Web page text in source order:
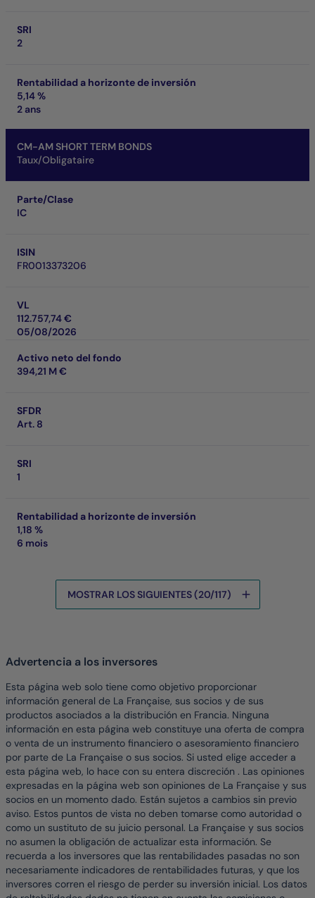
SRI
2
Rentabilidad a horizonte de inversión
5,14 %
2 ans
CM-AM SHORT TERM BONDS
Taux/Obligataire
Parte/Clase
IC
ISIN
FR0013373206
VL
112.757,74 €
05/08/2026
Activo neto del fondo
394,21 M €
SFDR
Art. 8
SRI
1
Rentabilidad a horizonte de inversión
1,18 %
6 mois
MOSTRAR LOS SIGUIENTES (20/117)
Advertencia a los inversores
Esta página web solo tiene como objetivo proporcionar
información general de La Française, sus socios y de sus
productos asociados a la distribución en Francia. Ninguna
información en esta página web constituye una oferta de compra
o venta de un instrumento financiero o asesoramiento financiero
por parte de La Française o sus socios. Si usted elige acceder a
esta página web, lo hace con su entera discreción . Las opiniones
expresadas en la página web son opiniones de La Française y sus
socios en un momento dado. Están sujetos a cambios sin previo
aviso. Estos puntos de vista no deben tomarse como autoridad o
como un sustituto de su juicio personal. La Française y sus socios
no asumen la obligación de actualizar esta información. Se
recuerda a los inversores que las rentabilidades pasadas no son
necesariamente indicadores de rentabilidades futuras, y que los
inversores corren el riesgo de perder su inversión inicial. Los datos